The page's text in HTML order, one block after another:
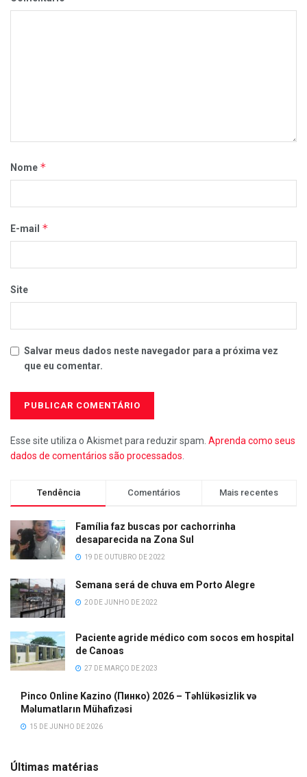
Nome *
E-mail *
Site
Salvar meus dados neste navegador para a próxima vez
que eu comentar.
Esse site utiliza o Akismet para reduzir spam. Aprenda como seus
dados de comentários são processados
Tendência Comentários Mais recentes
Família faz buscas por cachorrinha
desaparecida na Zona Sul
19 DE OUTUBRO DE 2022
Semana será de chuva em Porto Alegre
20 DE JUNHO DE 2022
Paciente agride médico com socos em hospital
de Canoas
27 DE MARÇO DE 2023
Pinco Online Kazino (Пинко) 2026 – Təhlükəsizlik və
Məlumatların Mühafizəsi
15 DE JUNHO DE 2026
Últimas matérias